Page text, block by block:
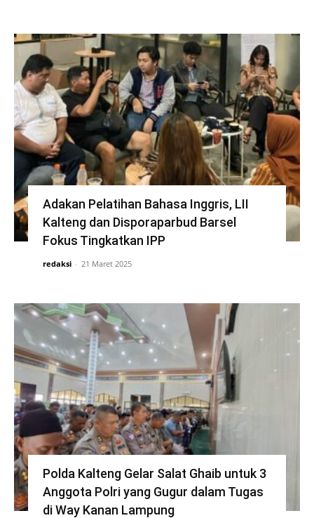
Adakan Pelatihan Bahasa Inggris, LII
Kalteng dan Disporaparbud Barsel
Fokus Tingkatkan IPP
redaksi - 21 Maret 2025
Polda Kalteng Gelar Salat Ghaib untuk 3
Anggota Polri yang Gugur dalam Tugas
di Way Kanan Lampung